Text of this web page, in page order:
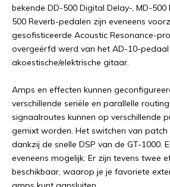
bekende DD-500 Digital Delay-, MD-
500 Reverb-pedalen zijn eveneens
gesofisticeerde Acoustic Resonance-
overgeërfd werd van het AD-10-
akoestische/elektrische gitaar.
Amps en effecten kunnen
verschillende seriële en parallelle
signaalroutes kunnen op verschillende
gemixt worden. Het switchen van
dankzij de snelle DSP van de GT-1000.
eveneens mogelijk. Er zijn tevens twee
beschikbaar, waarop je je favoriete